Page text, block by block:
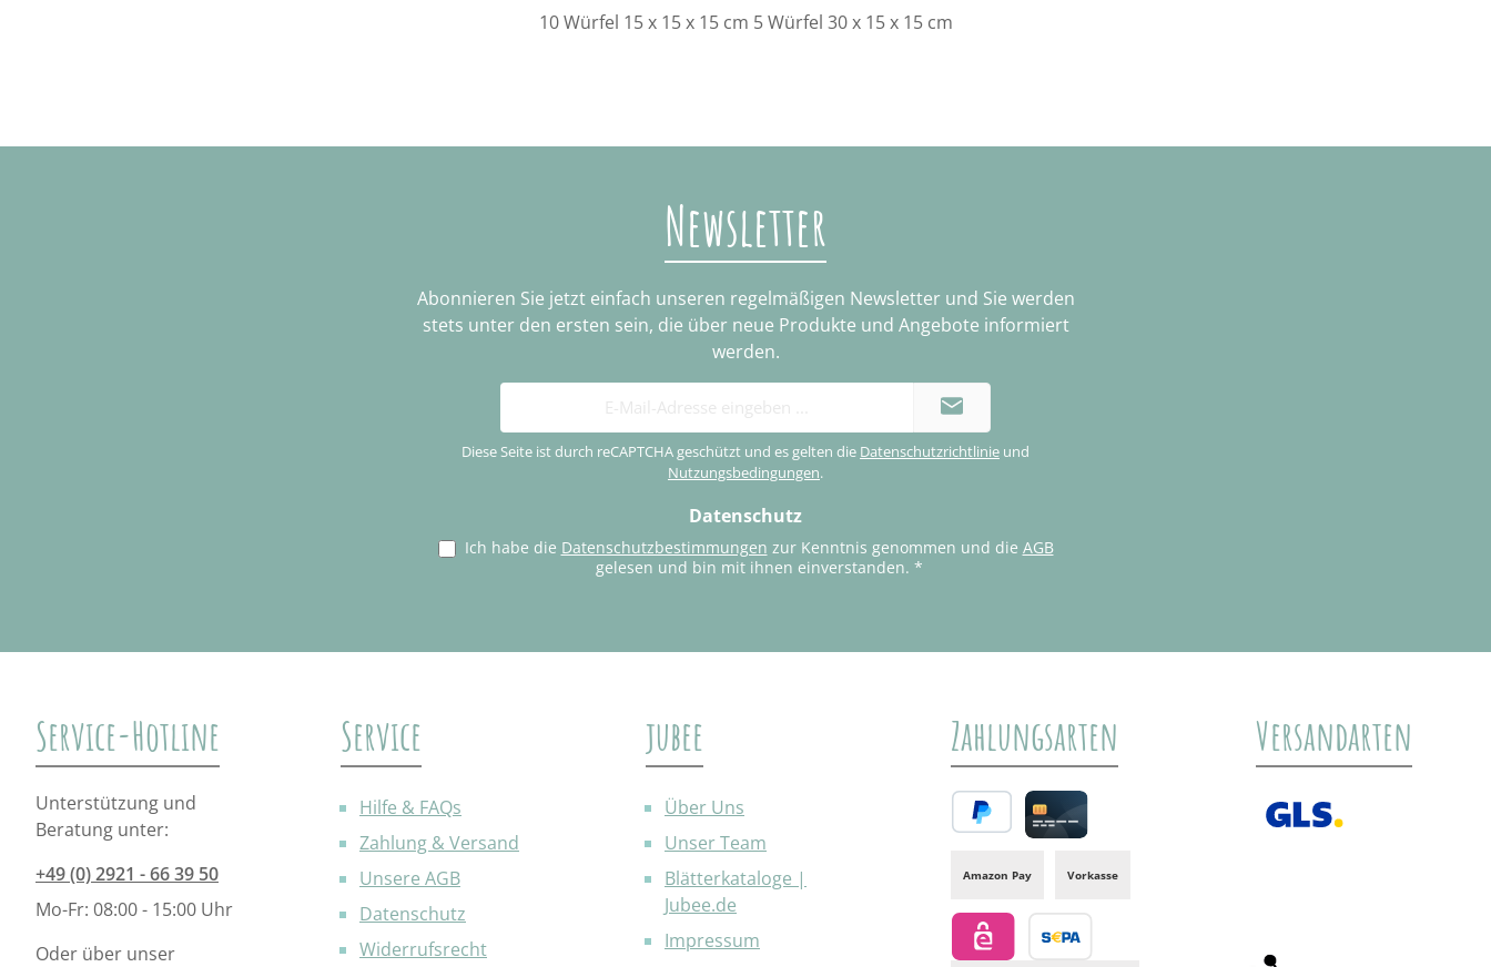
10 Würfel 15 x 15 x 15 cm 5 Würfel 30 x 15 x 15 cm
Newsletter
Abonnieren Sie jetzt einfach unseren regelmäßigen Newsletter und Sie werden
stets unter den ersten sein, die über neue Produkte und Angebote informiert
werden.
Adresse
*
Diese Seite ist durch reCAPTCHA geschützt und es gelten die Datenschutzrichtlinie und
Nutzungsbedingungen.
Datenschutz
Ich habe die Datenschutzbestimmungen zur Kenntnis genommen und die AGB
gelesen und bin mit ihnen einverstanden. *
Service-Hotline
Unterstützung und
Beratung unter:
+49 (0) 2921 - 66 39 50
Mo-Fr: 08:00 - 15:00 Uhr
Oder über unser
Service
Hilfe & FAQs
Zahlung & Versand
Unsere AGB
Datenschutz
Widerrufsrecht
jubee
Über Uns
Unser Team
Blätterkataloge |
Jubee.de
Impressum
Zahlungsarten
Amazon Pay Vorkasse
Versandarten